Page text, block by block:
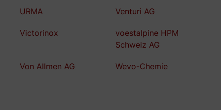
URMA Venturi AG
Victorinox
voestalpine HPM
Schweiz AG
Von Allmen AG Wevo-Chemie